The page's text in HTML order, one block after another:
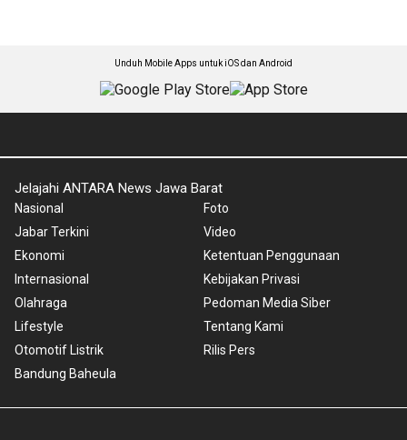
Unduh Mobile Apps untuk iOS dan Android
Jelajahi ANTARA News Jawa Barat
Nasional
Jabar Terkini
Ekonomi
Internasional
Olahraga
Lifestyle
Otomotif Listrik
Bandung Baheula
Foto
Video
Ketentuan Penggunaan
Kebijakan Privasi
Pedoman Media Siber
Tentang Kami
Rilis Pers